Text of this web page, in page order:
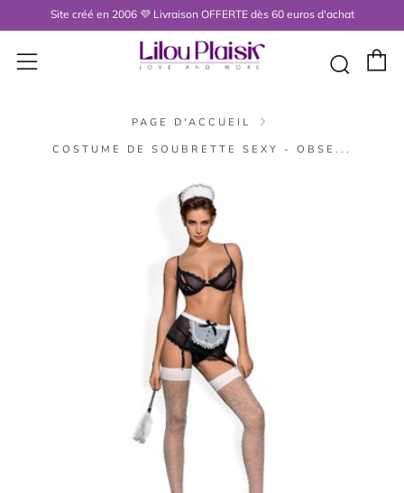
Site créé en 2006 💜 Livraison OFFERTE dès 60 euros d'achat
Menu
PAGE D'ACCUEIL
COSTUME DE SOUBRETTE SEXY - OBSE...